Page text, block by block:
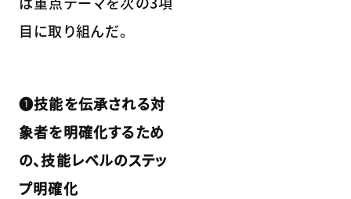
目に取り組んだ。
❶技能を伝承される対
象者を明確化するため
の、技能レベルのステッ
プ明確化